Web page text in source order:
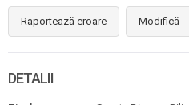
Raportează eroare Modifică
DETALII